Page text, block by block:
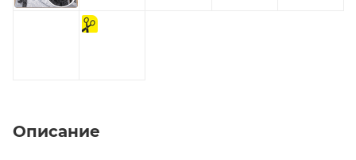
на
отрез
Описание